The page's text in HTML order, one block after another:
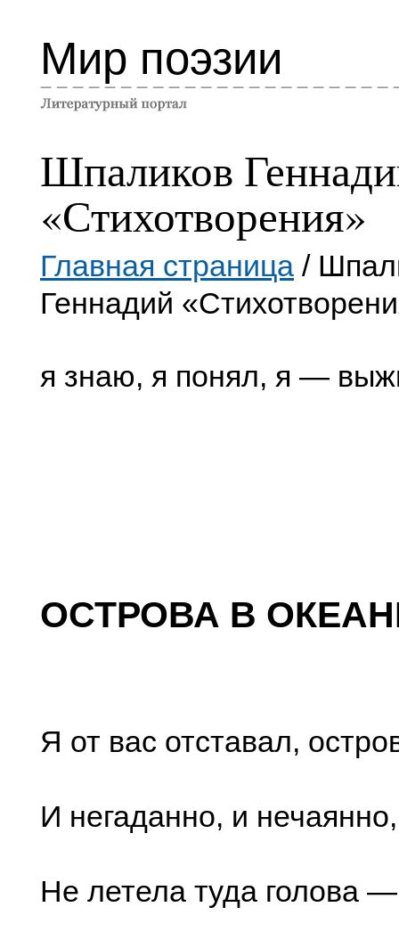
Мир поэзии
Шпаликов
«Стихотворения»
Главная страница /
Геннадий
я знаю, я понял, я —
ОСТРОВА В
Я от вас отставал,
И негаданно, и
Не летела туда голова —